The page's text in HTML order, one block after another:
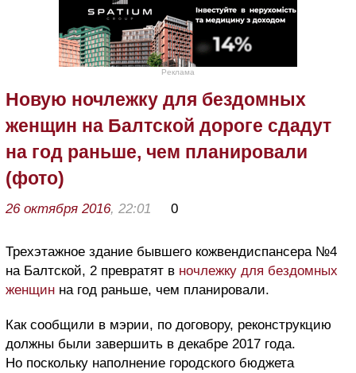
Реклама
Новую ночлежку для бездомных
женщин на Балтской дороге сдадут
на год раньше, чем планировали
(фото)
26 октября 2016, 22:01 0
Трехэтажное здание бывшего кожвендиспансера №4
на Балтской, 2 превратят в ночлежку для бездомных
женщин на год раньше, чем планировали.
Как сообщили в мэрии, по договору, реконструкцию
должны были завершить в декабре 2017 года.
Но поскольку наполнение городского бюджета